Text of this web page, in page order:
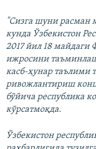
"Сизга шуни расман
кунда Ўзбекистон
2017 йил 18
ижросини
касб-ҳунар таълими
ривожлантириш
бўйича республика
кўрсатмоқда.
Ўзбекистон